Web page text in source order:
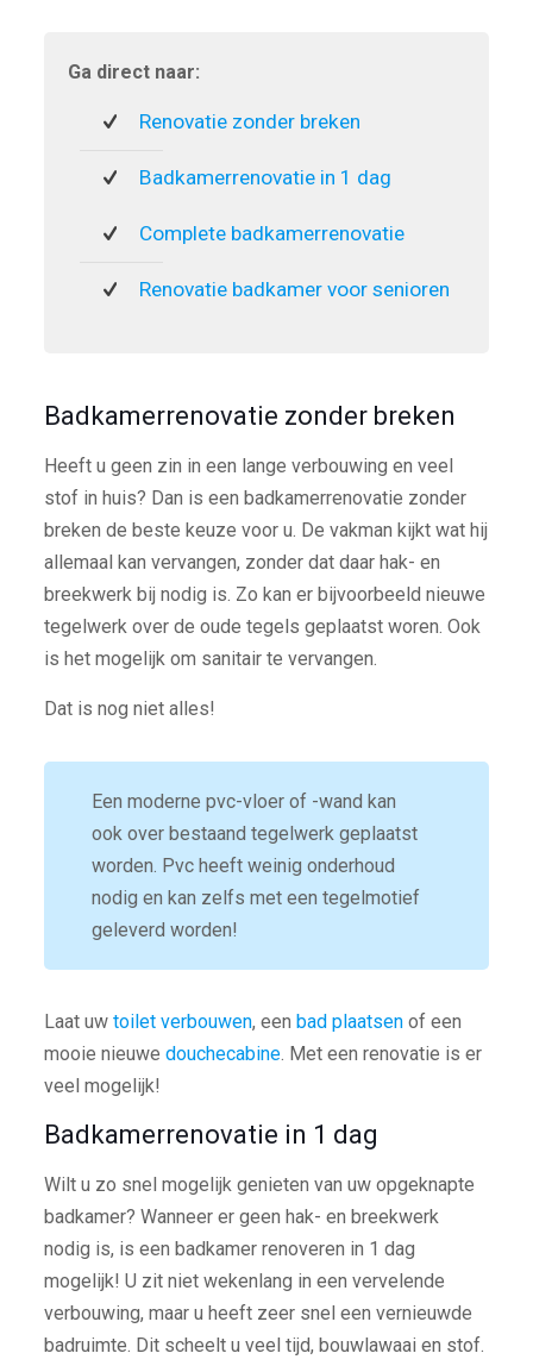
Ga direct naar:
Renovatie zonder breken
Badkamerrenovatie in 1 dag
Complete badkamerrenovatie
Renovatie badkamer voor senioren
Badkamerrenovatie zonder breken
Heeft u geen zin in een lange verbouwing en veel
stof in huis? Dan is een badkamerrenovatie zonder
breken de beste keuze voor u. De vakman kijkt wat hij
allemaal kan vervangen, zonder dat daar hak- en
breekwerk bij nodig is. Zo kan er bijvoorbeeld nieuwe
tegelwerk over de oude tegels geplaatst woren. Ook
is het mogelijk om sanitair te vervangen.
Dat is nog niet alles!
Een moderne pvc-vloer of -wand kan
ook over bestaand tegelwerk geplaatst
worden. Pvc heeft weinig onderhoud
nodig en kan zelfs met een tegelmotief
geleverd worden!
Laat uw toilet verbouwen, een bad plaatsenof een
mooie nieuwe douchecabine. Met een renovatie is er
veel mogelijk!
Badkamerrenovatie in 1 dag
Wilt u zo snel mogelijk genieten van uw opgeknapte
badkamer? Wanneer er geen hak- en breekwerk
nodig is, is een badkamer renoveren in 1 dag
mogelijk! U zit niet wekenlang in een vervelende
verbouwing, maar u heeft zeer snel een vernieuwde
badruimte. Dit scheelt u veel tijd, bouwlawaai en stof.